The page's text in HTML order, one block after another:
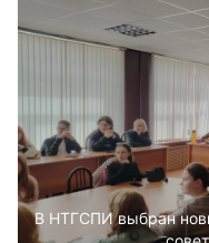
В НТГСПИ выбран